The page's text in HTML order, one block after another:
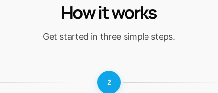
How it works
Get started in three simple steps.
2